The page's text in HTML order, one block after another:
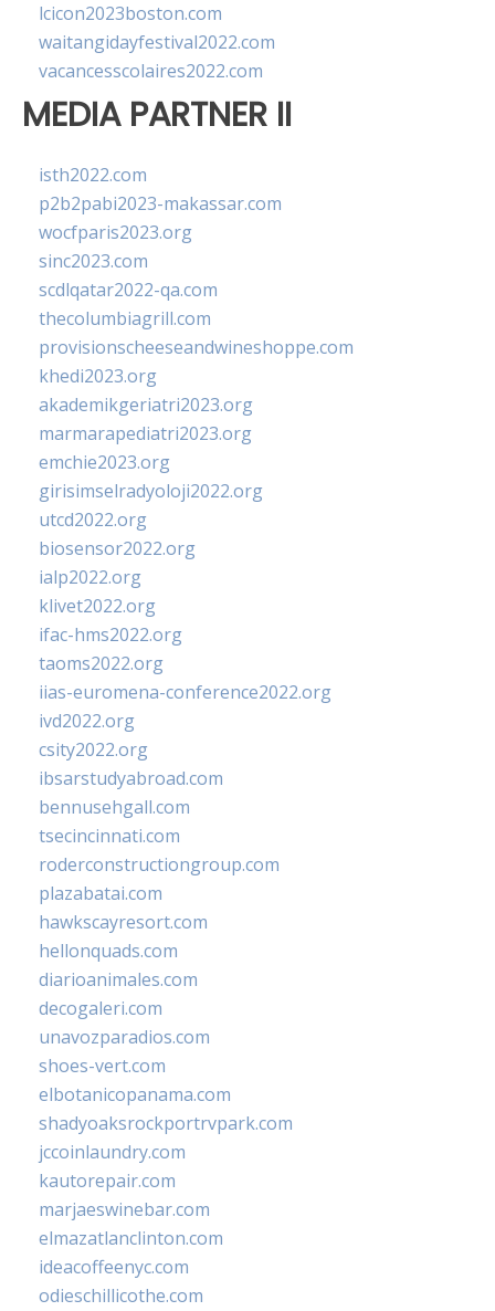
lcicon2023boston.com
waitangidayfestival2022.com
vacancesscolaires2022.com
MEDIA PARTNER II
isth2022.com
p2b2pabi2023-makassar.com
wocfparis2023.org
sinc2023.com
scdlqatar2022-qa.com
thecolumbiagrill.com
provisionscheeseandwineshoppe.com
khedi2023.org
akademikgeriatri2023.org
marmarapediatri2023.org
emchie2023.org
girisimselradyoloji2022.org
utcd2022.org
biosensor2022.org
ialp2022.org
klivet2022.org
ifac-hms2022.org
taoms2022.org
iias-euromena-conference2022.org
ivd2022.org
csity2022.org
ibsarstudyabroad.com
bennusehgall.com
tsecincinnati.com
roderconstructiongroup.com
plazabatai.com
hawkscayresort.com
hellonquads.com
diarioanimales.com
decogaleri.com
unavozparadios.com
shoes-vert.com
elbotanicopanama.com
shadyoaksrockportrvpark.com
jccoinlaundry.com
kautorepair.com
marjaeswinebar.com
elmazatlanclinton.com
ideacoffeenyc.com
odieschillicothe.com